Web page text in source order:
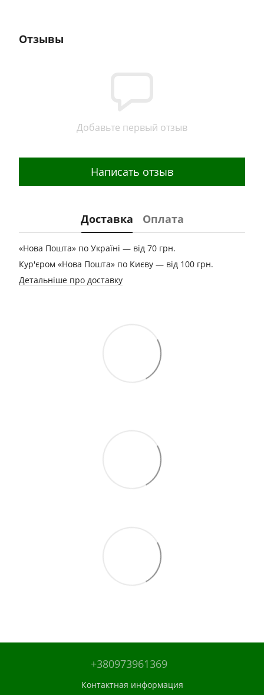
Отзывы
Добавьте первый отзыв
Написать отзыв
Доставка Оплата
«Нова Пошта» по Україні — від 70 грн.
Кур'єром «Нова Пошта» по Києву — від 100 грн.
Детальніше про доставку
+380973961369
Контактная информация